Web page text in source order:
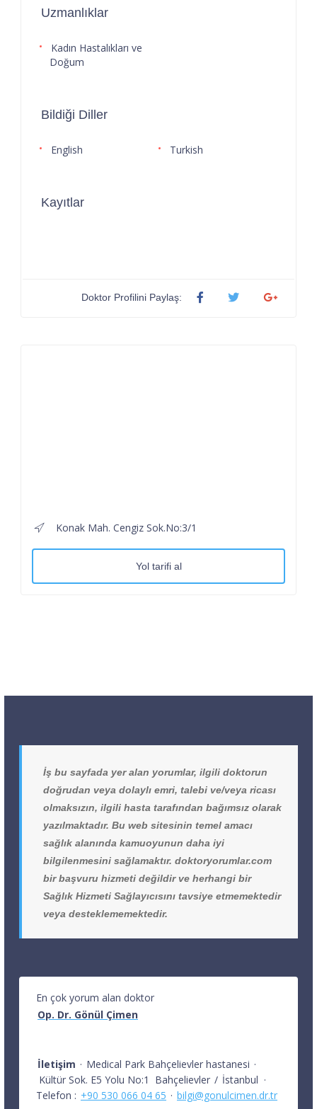
Uzmanlıklar
Kadın Hastalıkları ve
Doğum
Bildiği Diller
English Turkish
Kayıtlar
Doktor Profilini Paylaş:
Konak Mah. Cengiz Sok.No:3/1
Yol tarifi al
İş bu sayfada yer alan yorumlar, ilgili doktorun
doğrudan veya dolaylı emri, talebi ve/veya ricası
olmaksızın, ilgili hasta tarafından bağımsız olarak
yazılmaktadır. Bu web sitesinin temel amacı
sağlık alanında kamuoyunun daha iyi
bilgilenmesini sağlamaktır. doktoryorumlar.com
bir başvuru hizmeti değildir ve herhangi bir
Sağlık Hizmeti Sağlayıcısını tavsiye etmemektedir
veya desteklememektedir.
En çok yorum alan doktor
Op. Dr. Gönül Çimen
İletişim · Medical Park Bahçelievler hastanesi ·
Kültür Sok. E5 Yolu No:1
Bahçelievler / İstanbul ·
Telefon : +90 530 066 04 65 · bilgi@gonulcimen.dr.tr